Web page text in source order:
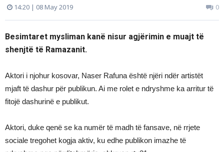
14:20 | 08 May 2019 0
Besimtaret mysliman kanë nisur agjërimin e muajt të
shenjtë të Ramazanit.
Aktori i njohur kosovar, Naser Rafuna është njëri ndër artistët
mjaft të dashur për publikun. Ai me rolet e ndryshme ka arritur të
fitojë dashurinë e publikut.
Aktori, duke qenë se ka numër të madh të fansave, në rrjete
sociale tregohet kogja aktiv, ku edhe publikon imazhe të